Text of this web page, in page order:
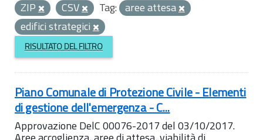
ZIP
CSV Tag: aree attesa
edifici strategici
RISULTATO DEL FILTRO
Piano Comunale di Protezione Civile - Elementi
di gestione dell'emergenza - C...
Approvazione DelC 00076-2017 del 03/10/2017.